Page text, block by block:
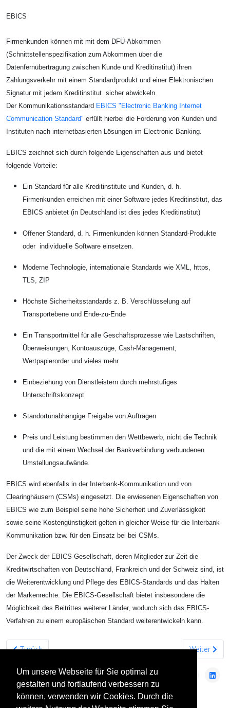
Um unsere Webseite für Sie optimal zu
gestalten und fortlaufend verbessern zu
können, verwenden wir Cookies. Durch die
EBICS
Firmenkunden können mit mit dem DFÜ-Abkommen
(Schnittstellenspezifikation zum Abkommen über die
Datenfernübertragung zwischen Kunde und Kreditinstitut) ihren
Zahlungsverkehr mit einem Standardprodukt und einer Elektronischen
Signatur mit jedem Kreditinstitut sicher abwickeln.
Der Kommunikationsstandard EBICS "Electronic Banking Internet
Communication Standard" erfüllt hierbei die Forderung von Kunden und
Instituten nach internetbasierten Lösungen im Electronic Banking.
EBICS zeichnet sich durch folgende Eigenschaften aus und bietet
folgende Vorteile:
Ein Standard für alle Kreditinstitute und Kunden, d. h.
Firmenkunden erreichen mit einer Software jedes Kreditinstitut, das
EBICS anbietet (in Deutschland ist dies jedes Kreditinstitut)
Offener Standard, d. h. Firmenkunden können Standard-Produkte
oder individuelle Software einsetzen.
Moderne Technologie, internationale Standards wie XML, https,
TLS, ZIP
Höchste Sicherheitsstandards z. B. Verschlüsselung auf
Transportebene und Ende-zu-Ende
Ein Transportmittel für alle Geschäftsprozesse wie Lastschriften,
Überweisungen, Kontoauszüge, Cash-Management,
Wertpapierorder und vieles mehr
Einbeziehung von Dienstleistern durch mehrstufiges
Unterschriftskonzept
Standortunabhängige Freigabe von Aufträgen
Preis und Leistung bestimmen den Wettbewerb, nicht die Technik
und die mit einem Wechsel der Bankverbindung verbundenen
Umstellungsaufwände.
EBICS wird ebenfalls in der Interbank-Kommunikation und von
Clearinghäusern (CSMs) eingesetzt. Die erwiesenen Eigenschaften von
EBICS wie zum Beispiel seine hohe Sicherheit und Zuverlässigkeit
sowie seine Kostengünstigkeit gelten in gleicher Weise für die Interbank-
Kommunikation bzw. für den Einsatz bei bei CSMs.
Der Zweck der EBICS-Gesellschaft, deren Mitglieder zur Zeit die
Kreditwirtschaften von Deutschland, Frankreich und der Schweiz sind, ist
die Weiterentwicklung und Pflege des EBICS-Standards und das Halten
der Markenrechte. Die EBICS-Gesellschaft bietet insbesondere die
Möglichkeit des Beitrittes weiterer Länder, wodurch sich das EBICS-
Verfahren zu einem europäischen Standard weiterentwickeln kann.
Vorheriger Beitrag: Debitkarten
Zurück Nächster
Weiter